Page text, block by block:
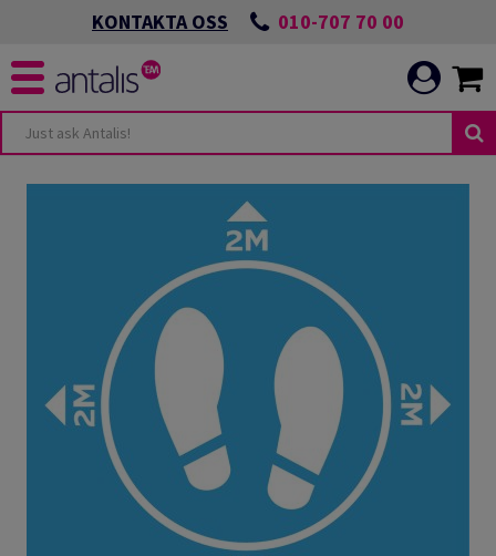
KONTAKTA OSS 010-707 70 00